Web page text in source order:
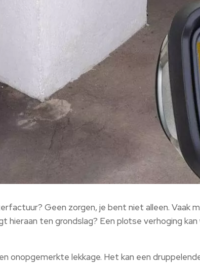
Geen zorgen, je bent niet alleen. Vaak
hieraan ten grondslag? Een plotse verhoging
onopgemerkte lekkage. Het kan een